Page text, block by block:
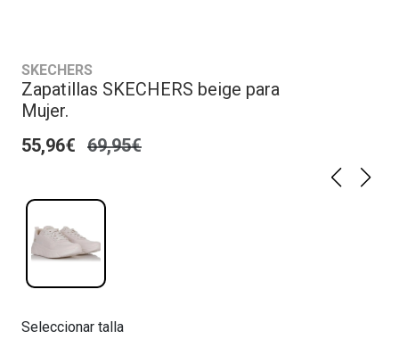
SKECHERS
Zapatillas SKECHERS beige para
Mujer.
55,96€ 69,95€
Seleccionar talla